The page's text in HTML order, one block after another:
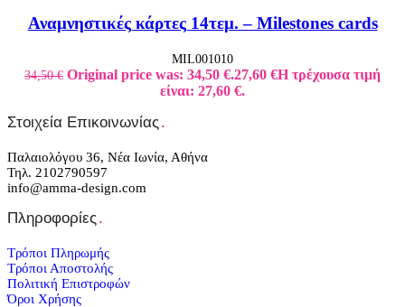
Αναμνηστικές κάρτες 14τεμ. – Milestones cards
MIL001010
34,50€ Original price was: 34,50 €.27,60 €Η τρέχουσα τιμή
είναι: 27,60 €.
Στοιχεία Επικοινωνίας.
Παλαιολόγου 36, Νέα Ιωνία, Αθήνα
Τηλ. 2102790597
info@amma-design.com
Πληροφορίες.
Τρόποι Πληρωμής
Τρόποι Αποστολής
Πολιτική Επιστροφών
Όροι Χρήσης